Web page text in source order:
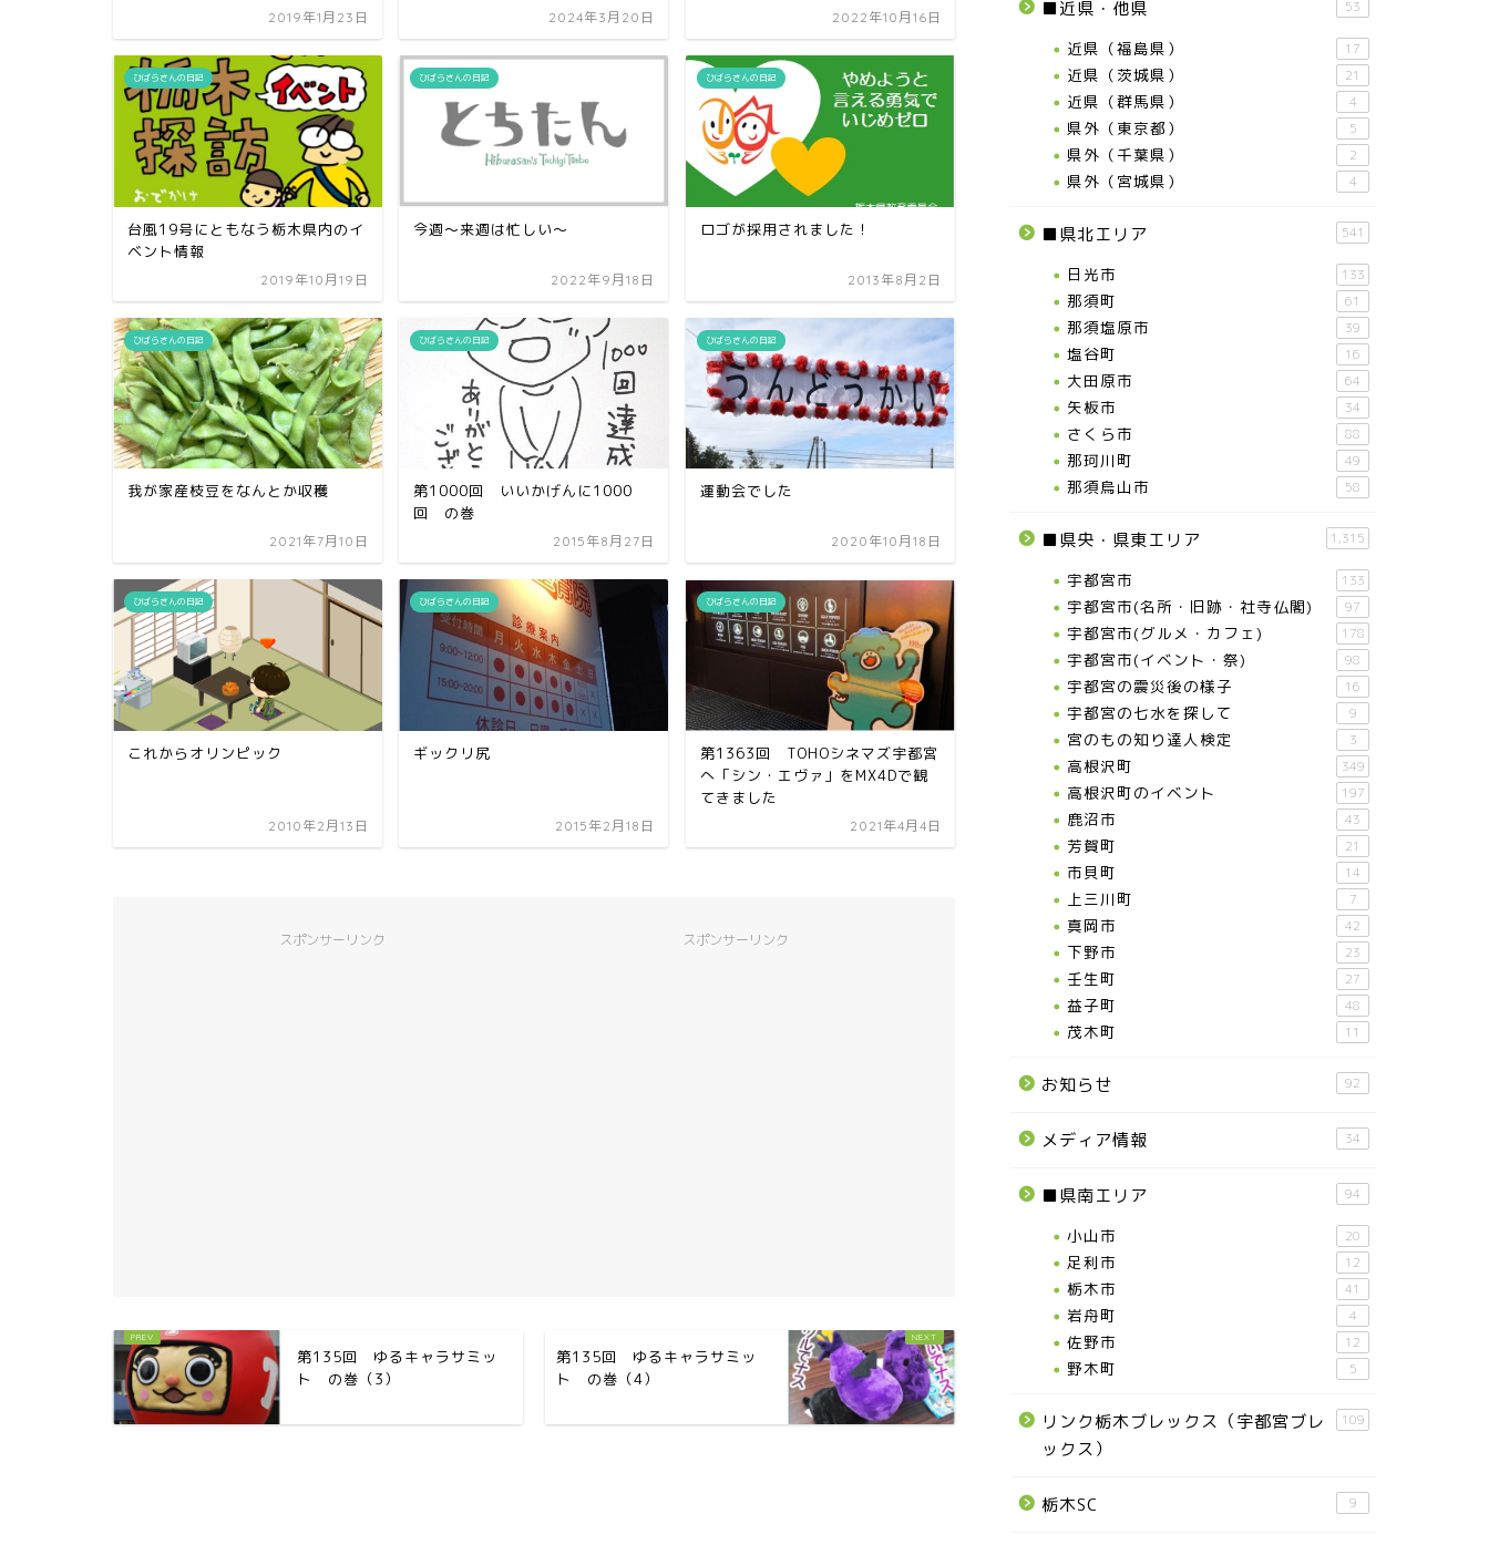
2019年1月23日 2024年3月20日 2022年10月16日
ひばらさんの日記
台風19号にともなう栃木県内のイ
ベント情報
2019年10月19日
ひばらさんの日記
今週〜来週は忙しい〜
2022年9月18日
ひばらさんの日記
ロゴが採用されました！
2013年8月2日
ひばらさんの日記
我が家産枝豆をなんとか収穫
2021年7月10日
ひばらさんの日記
第1000回 いいかげんに1000
回 の巻
2015年8月27日
ひばらさんの日記
運動会でした
2020年10月18日
ひばらさんの日記
これからオリンピック
2010年2月13日
ひばらさんの日記
ギックリ尻
2015年2月18日
ひばらさんの日記
第1363回 TOHOシネマズ宇都宮
へ「シン・エヴァ」をMX4Dで観
てきました
2021年4月4日
スポンサーリンク スポンサーリンク
第135回 ゆるキャラサミッ
ト の巻（3）
第135回 ゆるキャラサミッ
ト の巻（4）
■近県・他県 53
近県（福島県） 17
近県（茨城県） 21
近県（群馬県） 4
県外（東京都） 5
県外（千葉県） 2
県外（宮城県） 4
■県北エリア 541
日光市 133
那須町 61
那須塩原市 39
塩谷町 16
大田原市 64
矢板市 34
さくら市 88
那珂川町 49
那須烏山市 58
■県央・県東エリア 1,315
宇都宮市 133
宇都宮市(名所・旧跡・社寺仏閣) 97
宇都宮市(グルメ・カフェ) 178
宇都宮市(イベント・祭) 98
宇都宮の震災後の様子 16
宇都宮の七水を探して 9
宮のもの知り達人検定 3
高根沢町 349
高根沢町のイベント 197
鹿沼市 43
芳賀町 21
市貝町 14
上三川町 7
真岡市 42
下野市 23
壬生町 27
益子町 48
茂木町 11
お知らせ 92
メディア情報 34
■県南エリア 94
小山市 20
足利市 12
栃木市 41
岩舟町 4
佐野市 12
野木町 5
リンク栃木ブレックス（宇都宮ブレ
ックス）
109
栃木SC 9